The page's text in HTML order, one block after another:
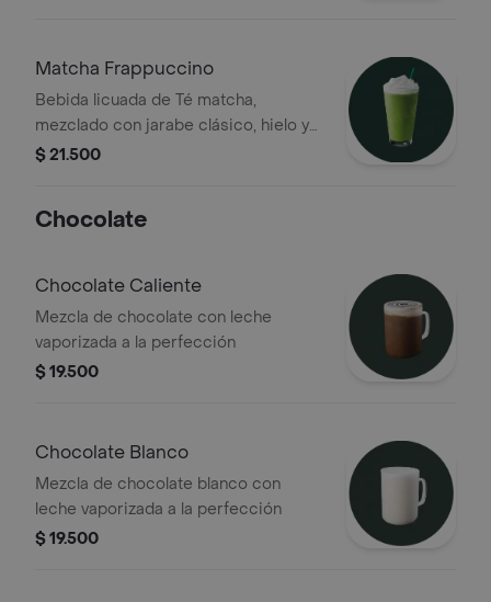
Matcha Frappuccino
Bebida licuada de Té matcha,
mezclado con jarabe clásico, hielo y
leche de tu preferencia, terminada
$ 21.500
Chocolate
Chocolate Caliente
Mezcla de chocolate con leche
vaporizada a la perfección
$ 19.500
Chocolate Blanco
Mezcla de chocolate blanco con
leche vaporizada a la perfección
$ 19.500